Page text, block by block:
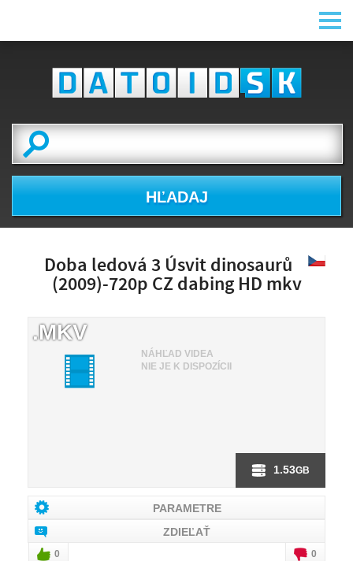
HĽADAJ
Doba ledová 3 Úsvit dinosaurů
(2009)-720p CZ dabing HD mkv
NÁHĽAD VIDEA
NIE JE K DISPOZÍCII
1.53GB
.MKV
PARAMETRE
ZDIEĽAŤ
0 0